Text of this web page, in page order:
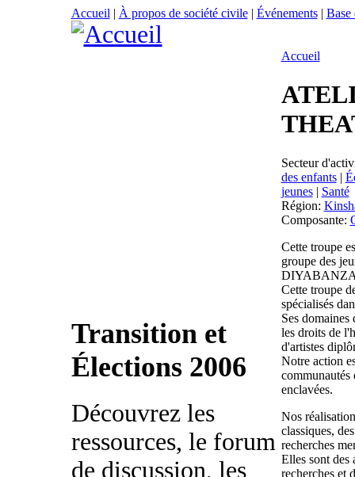
Accueil | À propos de société civile| Événements| Base
Transition et
Élections 2006
Découvrez les
ressources, le forum
de discussion, les
Accueil
Secteur
des enfants|
jeunes| Santé
Région:
Composante:
Cette troupe
groupe des
DIYABANZA,
Cette troupe
spécialisés
Ses
les droits de
d'artistes
Notre action
communautés
enclavées.
Nos
classiques,
recherches
Elles sont des
recherches et